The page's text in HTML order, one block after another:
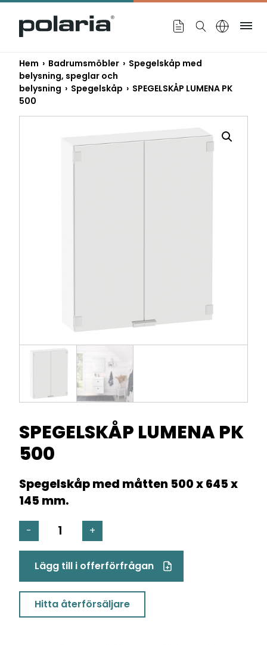
https://polaria.fi/name
Hem › Badrumsmöbler › Spegelskåp med
belysning, speglar och
belysning › Spegelskåp › SPEGELSKÅP LUMENA PK
500
SPEGELSKÅP LUMENA PK
500
Spegelskåp med måtten 500 x 645 x
145 mm.
-
SPEGELSKÅP
LUMENA
500
mängd
+
Lägg till i offerförfrågan
Hitta återförsäljare